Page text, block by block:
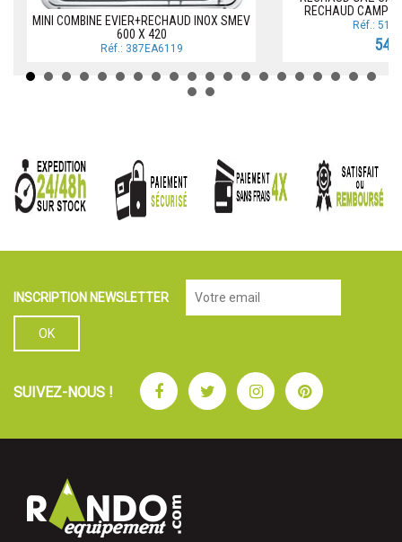
MINI COMBINE EVIER+RECHAUD INOX SMEV
600 X 420
Réf.: 387EA6119
RECHAUD
Réf.:
INSCRIPTION NEWSLETTER
SUIVEZ-NOUS ! FacebookTwitterInstagramPinterest